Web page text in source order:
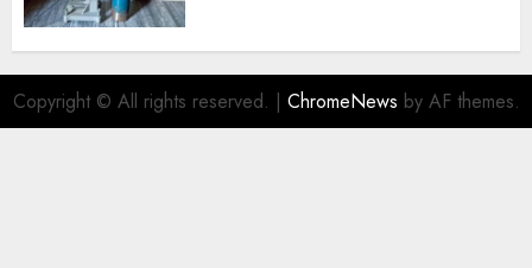
Copyright © All rights reserved. | ChromeNews by AF themes.